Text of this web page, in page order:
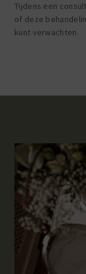
Tijdens een
of deze
kunt verwachten.